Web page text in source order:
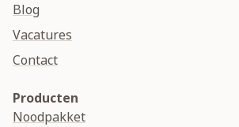
Blog
Vacatures
Contact
Producten
Noodpakket